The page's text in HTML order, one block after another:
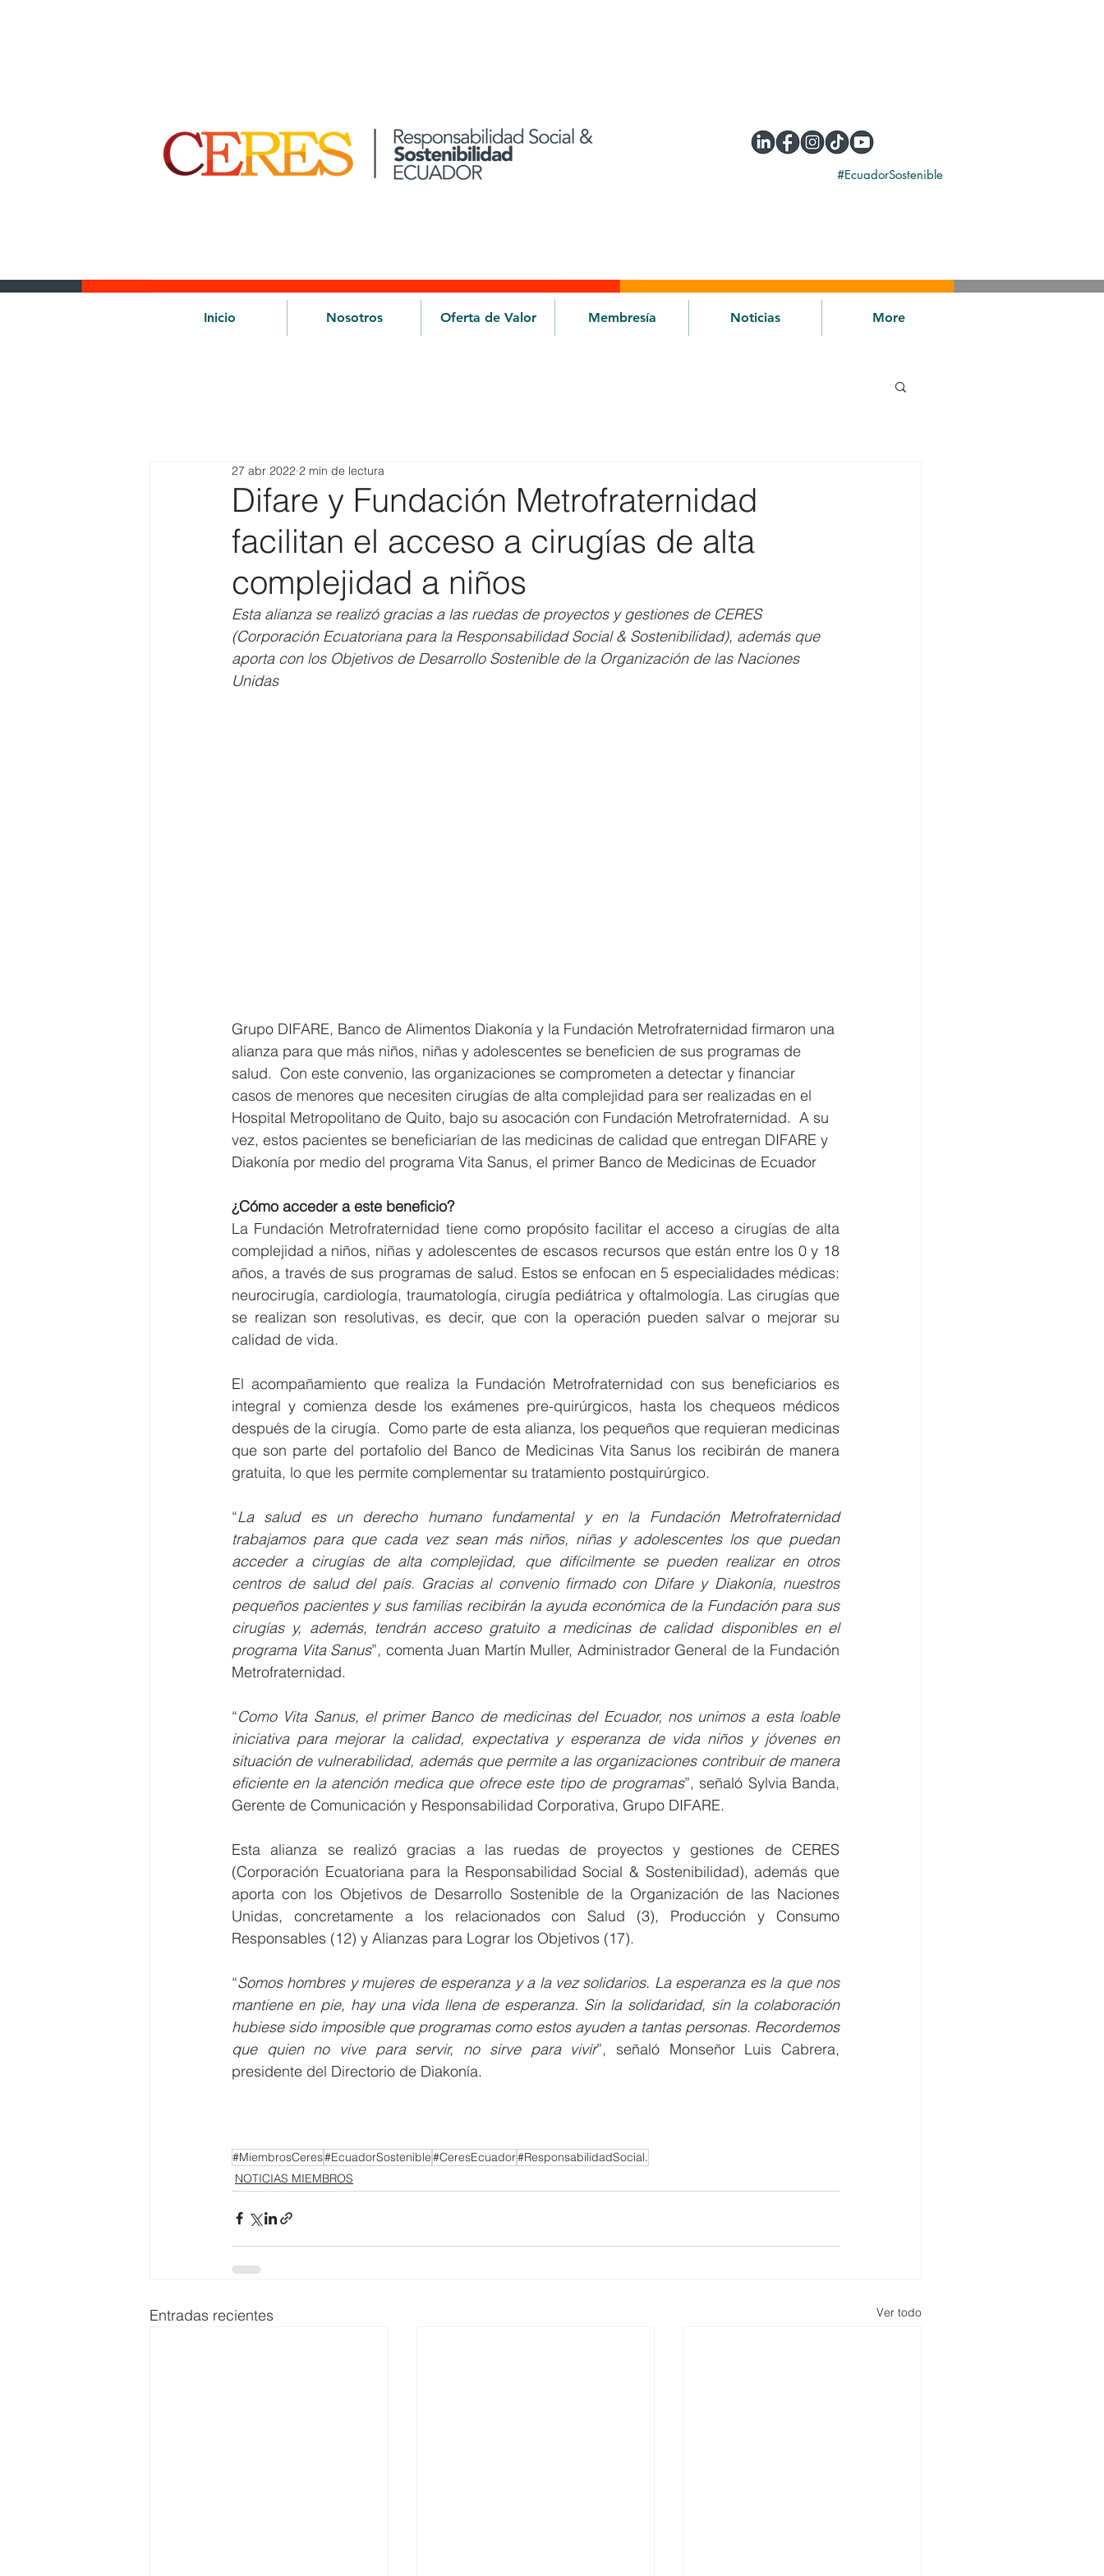
#EcuadorSostenible
Inicio Nosotros Oferta de Valor Membresía Noticias More
Difare y Fundación Metrofraternidad
facilitan el acceso a cirugías de alta
complejidad a niños
27 abr 2022 2 min de lectura
Esta alianza se realizó gracias a las ruedas de proyectos y gestiones de CERES
(Corporación Ecuatoriana para la Responsabilidad Social & Sostenibilidad), además que
aporta con los Objetivos de Desarrollo Sostenible de la Organización de las Naciones
Unidas
Grupo DIFARE, Banco de Alimentos Diakonía y la Fundación Metrofraternidad firmaron una
alianza para que más niños, niñas y adolescentes se beneficien de sus programas de
salud.  Con este convenio, las organizaciones se comprometen a detectar y financiar
casos de menores que necesiten cirugías de alta complejidad para ser realizadas en el
Hospital Metropolitano de Quito, bajo su asocación con Fundación Metrofraternidad.  A su
vez, estos pacientes se beneficiarían de las medicinas de calidad que entregan DIFARE y
Diakonía por medio del programa Vita Sanus, el primer Banco de Medicinas de Ecuador
¿Cómo acceder a este beneficio?
La Fundación Metrofraternidad tiene como propósito facilitar el acceso a cirugías de alta
complejidad a niños, niñas y adolescentes de escasos recursos que están entre los 0 y 18
años, a través de sus programas de salud. Estos se enfocan en 5 especialidades médicas:
neurocirugía, cardiología, traumatología, cirugía pediátrica y oftalmología. Las cirugías que
se realizan son resolutivas, es decir, que con la operación pueden salvar o mejorar su
calidad de vida.
El acompañamiento que realiza la Fundación Metrofraternidad con sus beneficiarios es
integral y comienza desde los exámenes pre-quirúrgicos, hasta los chequeos médicos
después de la cirugía.  Como parte de esta alianza, los pequeños que requieran medicinas
que son parte del portafolio del Banco de Medicinas Vita Sanus los recibirán de manera
gratuita, lo que les permite complementar su tratamiento postquirúrgico.
“La salud es un derecho humano fundamental y en la Fundación Metrofraternidad
trabajamos para que cada vez sean más niños, niñas y adolescentes los que puedan
acceder a cirugías de alta complejidad, que difícilmente se pueden realizar en otros
centros de salud del país. Gracias al convenio firmado con Difare y Diakonía, nuestros
pequeños pacientes y sus familias recibirán la ayuda económica de la Fundación para sus
cirugías y, además, tendrán acceso gratuito a medicinas de calidad disponibles en el
programa Vita Sanus”, comenta Juan Martín Muller, Administrador General de la Fundación
Metrofraternidad.
“Como Vita Sanus, el primer Banco de medicinas del Ecuador, nos unimos a esta loable
iniciativa para mejorar la calidad, expectativa y esperanza de vida niños y jóvenes en
situación de vulnerabilidad, además que permite a las organizaciones contribuir de manera
eficiente en la atención medica que ofrece este tipo de programas”, señaló Sylvia Banda,
Gerente de Comunicación y Responsabilidad Corporativa, Grupo DIFARE.
Esta alianza se realizó gracias a las ruedas de proyectos y gestiones de CERES
(Corporación Ecuatoriana para la Responsabilidad Social & Sostenibilidad), además que
aporta con los Objetivos de Desarrollo Sostenible de la Organización de las Naciones
Unidas, concretamente a los relacionados con Salud (3), Producción y Consumo
Responsables (12) y Alianzas para Lograr los Objetivos (17).
“Somos hombres y mujeres de esperanza y a la vez solidarios. La esperanza es la que nos
mantiene en pie, hay una vida llena de esperanza. Sin la solidaridad, sin la colaboración
hubiese sido imposible que programas como estos ayuden a tantas personas. Recordemos
que quien no vive para servir, no sirve para vivir”, señaló Monseñor Luis Cabrera,
presidente del Directorio de Diakonía.
#MiembrosCeres#EcuadorSostenible#CeresEcuador#ResponsabilidadSocial.
NOTICIAS MIEMBROS
Entradas recientes Ver todo